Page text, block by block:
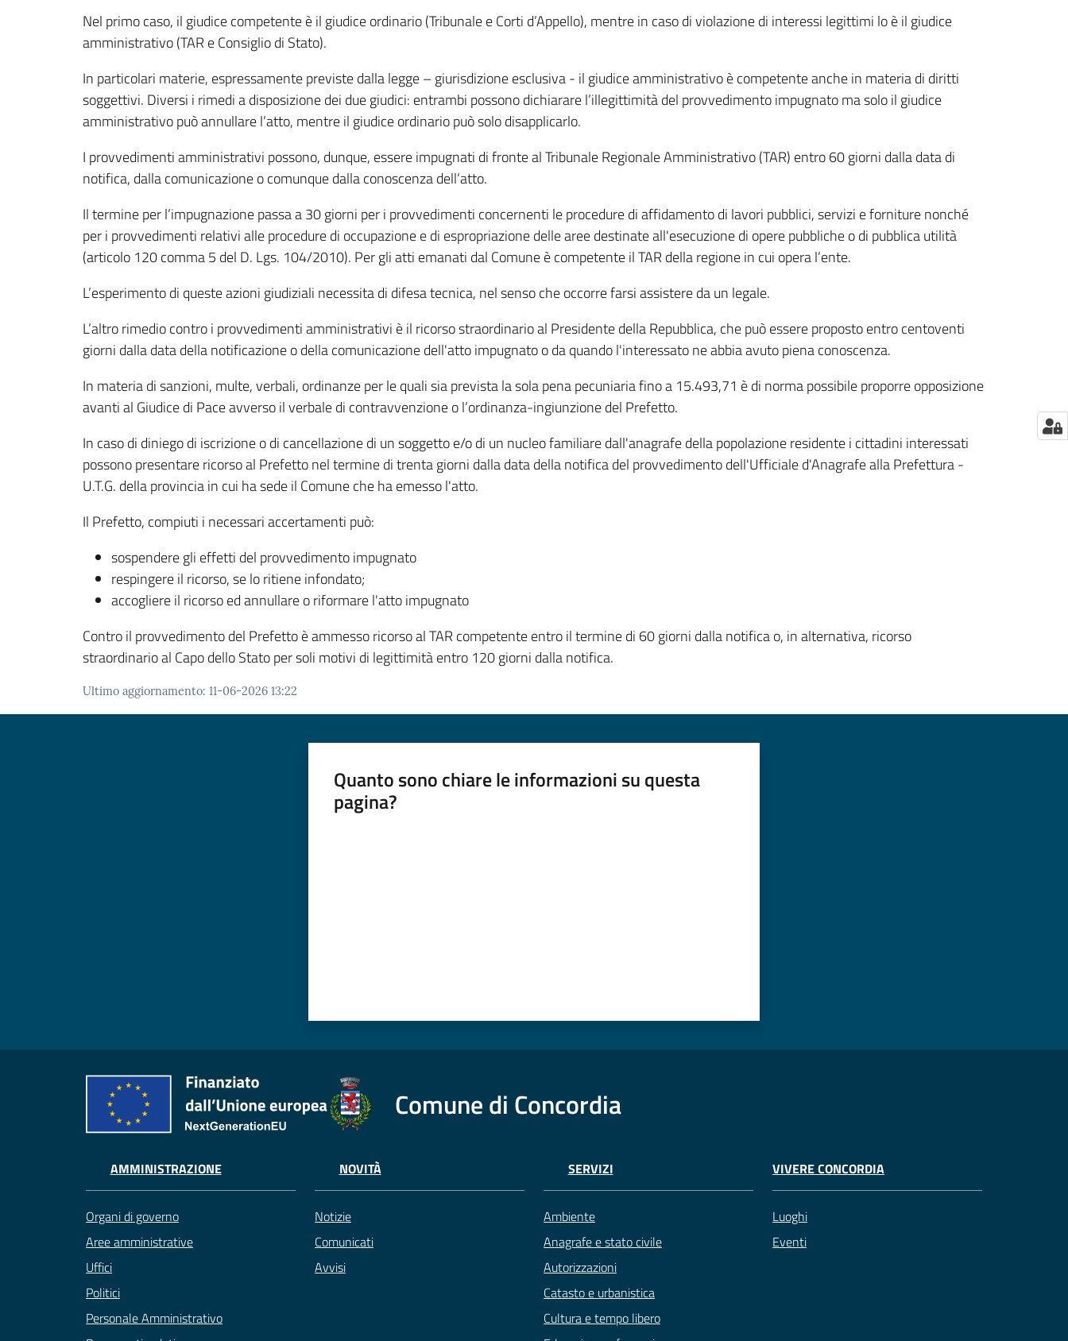
Nel primo caso, il giudice competente è il giudice ordinario (Tribunale e Corti d’Appello), mentre in caso di violazione di interessi legittimi lo è il giudice
amministrativo (TAR e Consiglio di Stato).
In particolari materie, espressamente previste dalla legge – giurisdizione esclusiva - il giudice amministrativo è competente anche in materia di diritti
soggettivi. Diversi i rimedi a disposizione dei due giudici: entrambi possono dichiarare l’illegittimità del provvedimento impugnato ma solo il giudice
amministrativo può annullare l’atto, mentre il giudice ordinario può solo disapplicarlo.
I provvedimenti amministrativi possono, dunque, essere impugnati di fronte al Tribunale Regionale Amministrativo (TAR) entro 60 giorni dalla data di
notifica, dalla comunicazione o comunque dalla conoscenza dell’atto.
Il termine per l’impugnazione passa a 30 giorni per i provvedimenti concernenti le procedure di affidamento di lavori pubblici, servizi e forniture nonché
per i provvedimenti relativi alle procedure di occupazione e di espropriazione delle aree destinate all'esecuzione di opere pubbliche o di pubblica utilità
(articolo 120 comma 5 del D. Lgs. 104/2010). Per gli atti emanati dal Comune è competente il TAR della regione in cui opera l’ente.
L’esperimento di queste azioni giudiziali necessita di difesa tecnica, nel senso che occorre farsi assistere da un legale.
L’altro rimedio contro i provvedimenti amministrativi è il ricorso straordinario al Presidente della Repubblica, che può essere proposto entro centoventi
giorni dalla data della notificazione o della comunicazione dell'atto impugnato o da quando l'interessato ne abbia avuto piena conoscenza.
In materia di sanzioni, multe, verbali, ordinanze per le quali sia prevista la sola pena pecuniaria fino a 15.493,71 è di norma possibile proporre opposizione
avanti al Giudice di Pace avverso il verbale di contravvenzione o l’ordinanza-ingiunzione del Prefetto.
In caso di diniego di iscrizione o di cancellazione di un soggetto e/o di un nucleo familiare dall'anagrafe della popolazione residente i cittadini interessati
possono presentare ricorso al Prefetto nel termine di trenta giorni dalla data della notifica del provvedimento dell'Ufficiale d'Anagrafe alla Prefettura -
U.T.G. della provincia in cui ha sede il Comune che ha emesso l'atto.
Il Prefetto, compiuti i necessari accertamenti può:
sospendere gli effetti del provvedimento impugnato
respingere il ricorso, se lo ritiene infondato;
accogliere il ricorso ed annullare o riformare l'atto impugnato
Contro il provvedimento del Prefetto è ammesso ricorso al TAR competente entro il termine di 60 giorni dalla notifica o, in alternativa, ricorso
straordinario al Capo dello Stato per soli motivi di legittimità entro 120 giorni dalla notifica.
Ultimo aggiornamento: 11-06-2026 13:22
Quanto sono chiare le informazioni su questa
pagina?
Comune di Concordia
AMMINISTRAZIONE
Organi di governo
Aree amministrative
Uffici
Politici
Personale Amministrativo
NOVITÀ
Notizie
Comunicati
Avvisi
SERVIZI
Ambiente
Anagrafe e stato civile
Autorizzazioni
Catasto e urbanistica
Cultura e tempo libero
VIVERE CONCORDIA
Luoghi
Eventi